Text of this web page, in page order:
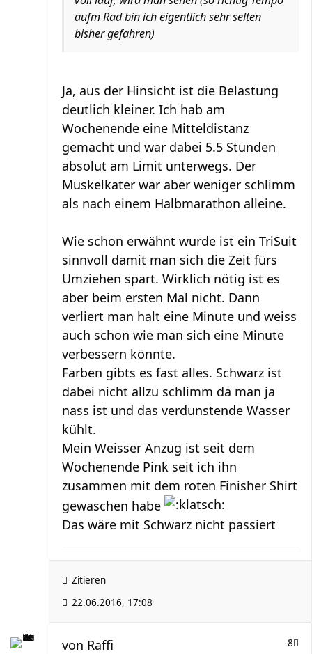
aufm Rad bin ich eigentlich sehr selten
bisher gefahren)
Ja, aus der Hinsicht ist die Belastung
deutlich kleiner. Ich hab am
Wochenende eine Mitteldistanz
gemacht und war dabei 5.5 Stunden
absolut am Limit unterwegs. Der
Muskelkater war aber weniger schlimm
als nach einem Halbmarathon alleine.
Wie schon erwähnt wurde ist ein TriSuit
sinnvoll damit man sich die Zeit fürs
Umziehen spart. Wirklich nötig ist es
aber beim ersten Mal nicht. Dann
verliert man halt eine Minute und weiss
auch schon wie man sich eine Minute
verbessern könnte.
Farben gibts es fast alles. Schwarz ist
dabei nicht allzu schlimm da man ja
nass ist und das verdunstende Wasser
kühlt.
Mein Weisser Anzug ist seit dem
Wochenende Pink seit ich ihn
zusammen mit dem roten Finisher Shirt
gewaschen habe
Das wäre mit Schwarz nicht passiert
Zitieren
22.06.2016, 17:08
8
von Raffi